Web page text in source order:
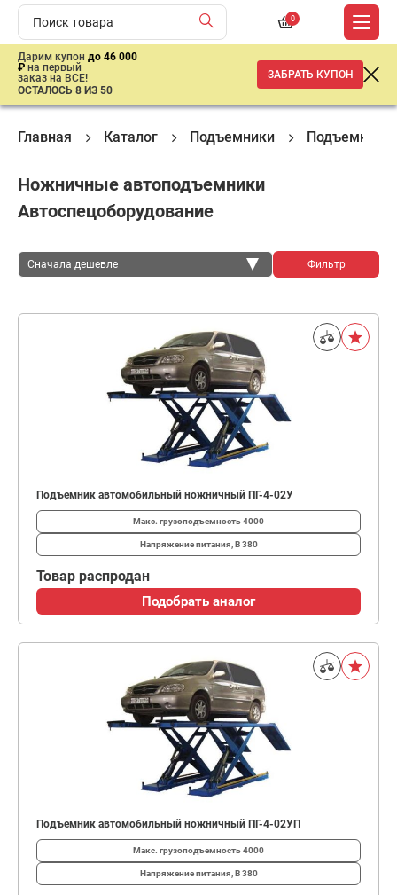
0
Дарим купон до 46 000
₽ на первый
заказ на ВСЕ!
ОСТАЛОСЬ 8 ИЗ 50
ЗАБРАТЬ КУПОН
Главная Каталог Подъемники Подъемное
Ножничные автоподъемники
Автоспецоборудование
Сначала дешевле Фильтр
Подъемник автомобильный ножничный ПГ-4-02У
Макс. грузоподъемность4000
Напряжение питания, В380
Товар распродан
Подобрать аналог
Подъемник автомобильный ножничный ПГ-4-02УП
Макс. грузоподъемность4000
Напряжение питания, В380